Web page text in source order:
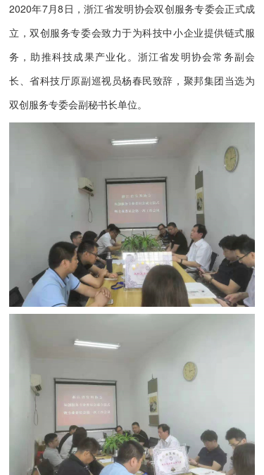
2020年7月8日，浙江省发明协会双创服务专委会正式成
立，双创服务专委会致力于为科技中小企业提供链式服
务，助推科技成果产业化。浙江省发明协会常务副会
长、省科技厅原副巡视员杨春民致辞，聚邦集团当选为
双创服务专委会副秘书长单位。